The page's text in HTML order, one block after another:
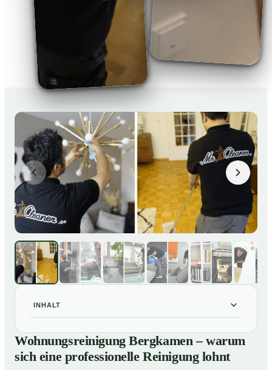
INHALT
01 Wohnungsreinigung Bergkamen – warum sich eine
professionelle Reinigung lohnt
Unsere Leistungen im Überblick
Wohnungsreinigung Bergkamen – warum
sich eine professionelle Reinigung lohnt